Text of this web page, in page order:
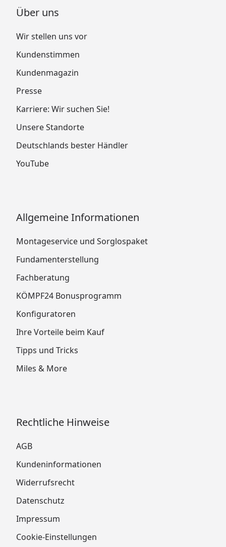
Über uns
Wir stellen uns vor
Kundenstimmen
Kundenmagazin
Presse
Karriere: Wir suchen Sie!
Unsere Standorte
Deutschlands bester Händler
YouTube
Allgemeine Informationen
Montageservice und Sorglospaket
Fundamenterstellung
Fachberatung
KÖMPF24 Bonusprogramm
Konfiguratoren
Ihre Vorteile beim Kauf
Tipps und Tricks
Miles & More
Rechtliche Hinweise
AGB
Kundeninformationen
Widerrufsrecht
Datenschutz
Impressum
Cookie-Einstellungen